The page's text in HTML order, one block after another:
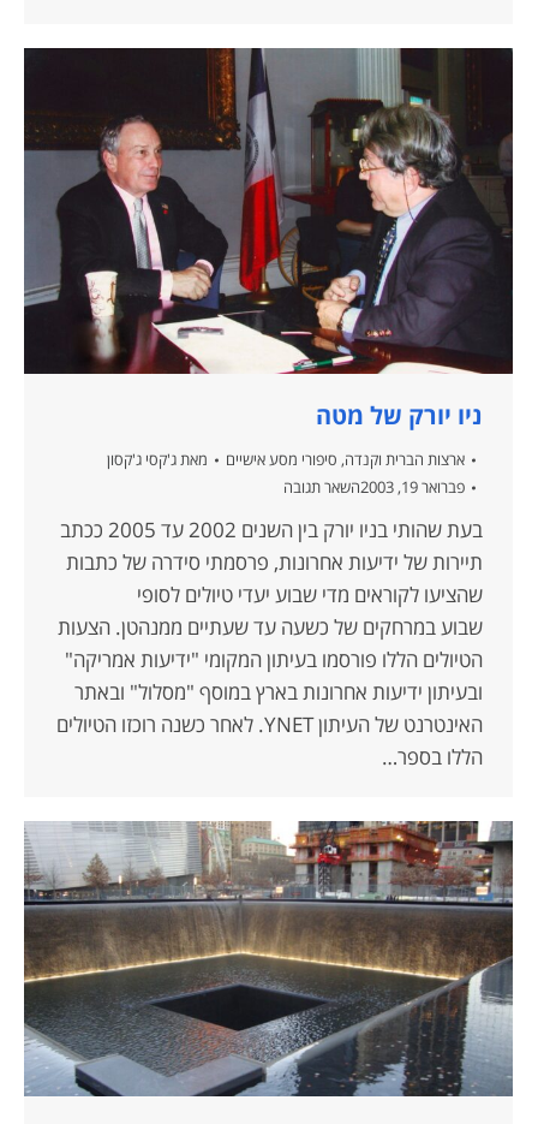
ניו יורק של מטה
ארצות הברית וקנדה, סיפורי מסע אישיים מאתג'קסי ג'קסון
פברואר 19, 2003
השאר תגובה
בעת שהותי בניו יורק בין השנים 2002 עד 2005 ככתב
תיירות של ידיעות אחרונות, פרסמתי סידרה של כתבות
שהציעו לקוראים מדי שבוע יעדי טיולים לסופי
שבוע במרחקים של כשעה עד שעתיים ממנהטן. הצעות
הטיולים הללו פורסמו בעיתון המקומי "ידיעות אמריקה"
ובעיתון ידיעות אחרונות בארץ במוסף "מסלול" ובאתר
האינטרנט של העיתון YNET. לאחר כשנה רוכזו הטיולים
הללו בספר…